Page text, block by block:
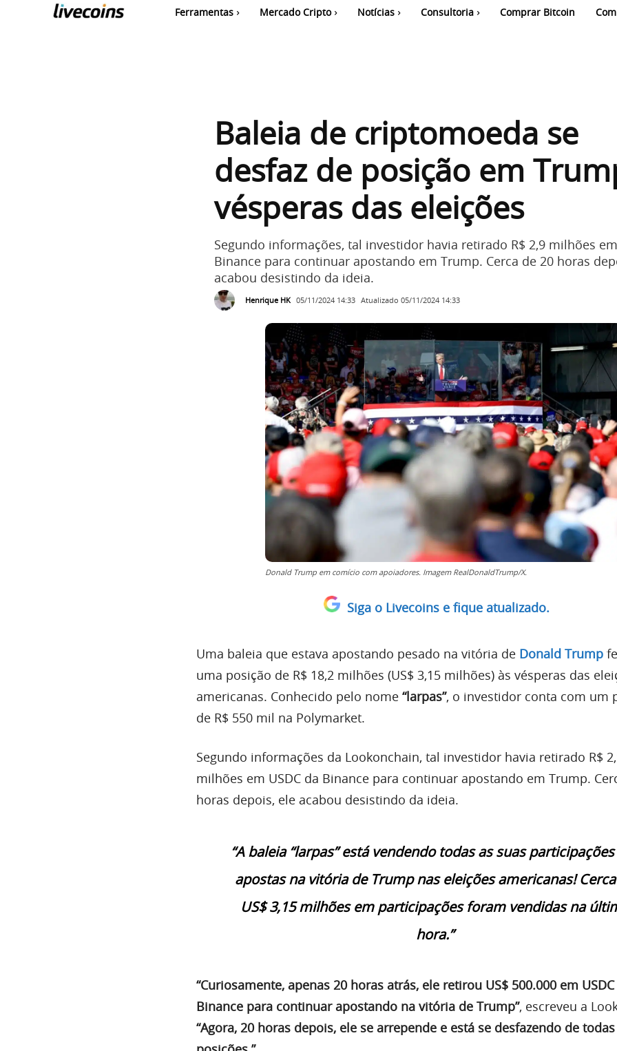
Ferramentas Mercado Cripto Notícias Consultoria Comprar Bitcoin
Baleia de criptomoeda se
desfaz de posição em
vésperas das eleições
Segundo informações, tal investidor havia retirado R$ 2,9 milhões
Binance para continuar apostando em Trump. Cerca de 20 horas
acabou desistindo da ideia.
Henrique HK 05/11/2024 14:33 Atualizado 05/11/2024 14:33
Donald Trump em comício com apoiadores. Imagem RealDonaldTrump/X.
Siga o Livecoins e fique atualizado.
Uma baleia que estava apostando pesado na vitória de Donald Trump
uma posição de R$ 18,2 milhões (US$ 3,15 milhões) às vésperas das
americanas. Conhecido pelo nome “larpas”, o investidor conta com um
de R$ 550 mil na Polymarket.
Segundo informações da Lookonchain, tal investidor havia retirado R$
milhões em USDC da Binance para continuar apostando em Trump.
horas depois, ele acabou desistindo da ideia.
“A baleia “larpas” está vendendo todas as suas
apostas na vitória de Trump nas eleições americanas!
US$ 3,15 milhões em participações foram vendidas na
hora.”
“Curiosamente, apenas 20 horas atrás, ele retirou US$ 500.000 em
Binance para continuar apostando na vitória de Trump”, escreveu a
“Agora, 20 horas depois, ele se arrepende e está se desfazendo de